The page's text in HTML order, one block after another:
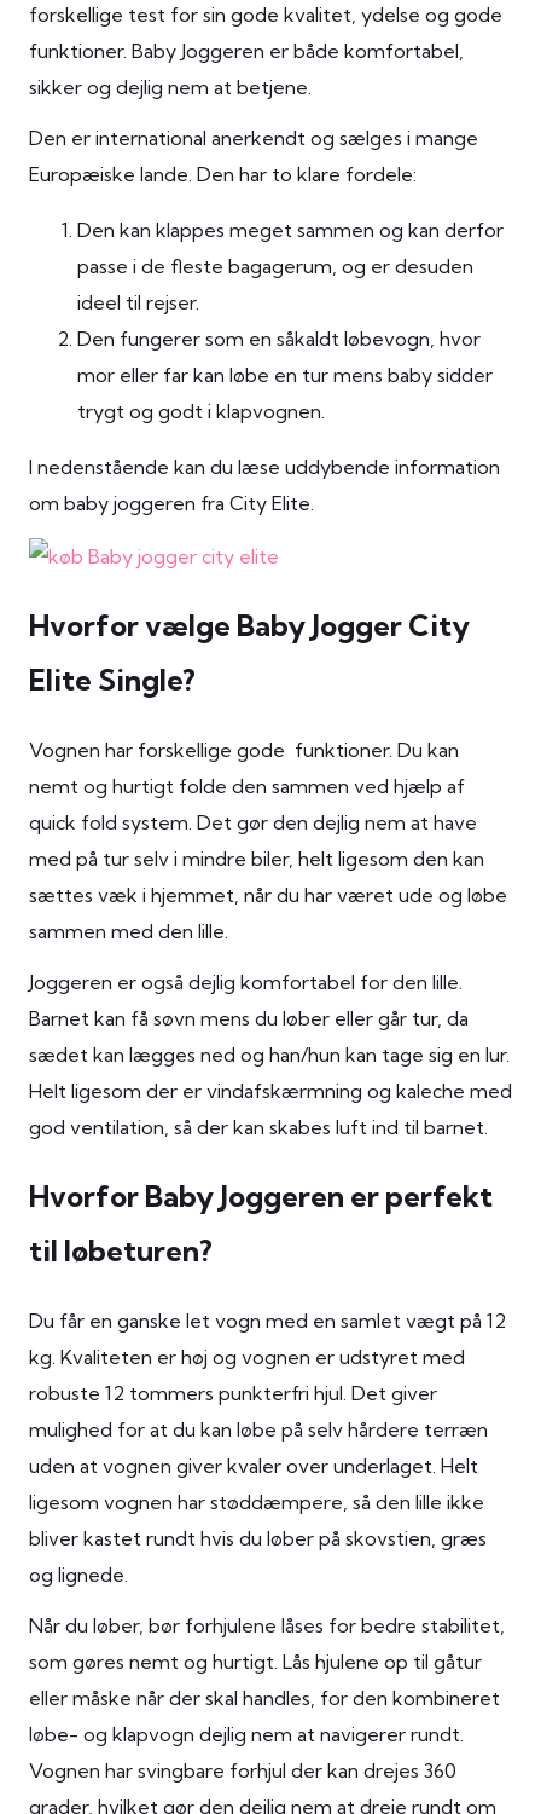
forskellige test for sin gode kvalitet, ydelse og gode
funktioner. Baby Joggeren er både komfortabel,
sikker og dejlig nem at betjene.
Den er international anerkendt og sælges i mange
Europæiske lande. Den har to klare fordele:
Den kan klappes meget sammen og kan derfor
passe i de fleste bagagerum, og er desuden
ideel til rejser.
Den fungerer som en såkaldt løbevogn, hvor
mor eller far kan løbe en tur mens baby sidder
trygt og godt i klapvognen.
I nedenstående kan du læse uddybende information
om baby joggeren fra City Elite.
Hvorfor vælge Baby Jogger City
Elite Single?
Vognen har forskellige gode funktioner. Du kan
nemt og hurtigt folde den sammen ved hjælp af
quick fold system. Det gør den dejlig nem at have
med på tur selv i mindre biler, helt ligesom den kan
sættes væk i hjemmet, når du har været ude og løbe
sammen med den lille.
Joggeren er også dejlig komfortabel for den lille.
Barnet kan få søvn mens du løber eller går tur, da
sædet kan lægges ned og han/hun kan tage sig en lur.
Helt ligesom der er vindafskærmning og kaleche med
god ventilation, så der kan skabes luft ind til barnet.
Hvorfor Baby Joggeren er perfekt
til løbeturen?
Du får en ganske let vogn med en samlet vægt på 12
kg. Kvaliteten er høj og vognen er udstyret med
robuste 12 tommers punkterfri hjul. Det giver
mulighed for at du kan løbe på selv hårdere terræn
uden at vognen giver kvaler over underlaget. Helt
ligesom vognen har støddæmpere, så den lille ikke
bliver kastet rundt hvis du løber på skovstien, græs
og lignede.
Når du løber, bør forhjulene låses for bedre stabilitet,
som gøres nemt og hurtigt. Lås hjulene op til gåtur
eller måske når der skal handles, for den kombineret
løbe- og klapvogn dejlig nem at navigerer rundt.
Vognen har svingbare forhjul der kan drejes 360
grader, hvilket gør den dejlig nem at dreje rundt om